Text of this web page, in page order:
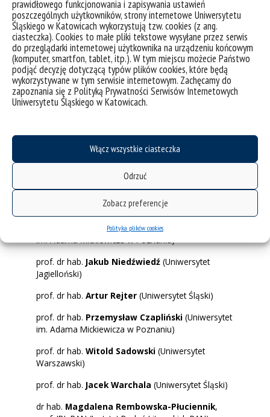
prawidłowego funkcjonowania i zapisywania ustawień
poszczególnych użytkowników, strony internetowe Uniwersytetu
Śląskiego w Katowicach wykorzystują tzw. cookies (z ang.
ciasteczka). Cookies to małe pliki tekstowe wysyłane przez serwis
do przeglądarki internetowej użytkownika na urządzeniu końcowym
(komputer, smartfon, tablet, itp.). W tym miejscu możecie Państwo
podjąć decyzję dotyczącą typów plików cookies, które będą
wykorzystywane w tym serwisie internetowym. Zachęcamy do
zapoznania się z Polityką Prywatności Serwisów Internetowych
Uniwersytetu Śląskiego w Katowicach.
Włącz wszystkie ciasteczka
Odrzuć
Zobacz preferencje
Polityka plików cookies
prof. dr hab.Magdalena Popiel(Uniwersytet
Jagielloński)
prof. dr hab.Ewa Graczyk(Uniwersytet Gdański)
prof. dr hab.Inga Iwasiów(Uniwersytet
Szczeciński)
prof. dr hab.Anna Janus-Sitarz
prof. dr hab.Joanna Orska(Uniwersytet
Renata Przybylska
Adam Dziadek(Uniwersytet Śląski)
Tomasz Mizerkiewicz
im. Adama Mickiewicza w Poznaniu)
prof. dr hab. Jakub Niedźwiedź (Uniwersytet
Jagielloński)
prof. dr hab. Artur Rejter (Uniwersytet Śląski)
prof. dr hab. Przemysław Czapliński (Uniwersytet
im. Adama Mickiewicza w Poznaniu)
prof. dr hab. Witold Sadowski (Uniwersytet
Warszawski)
prof. dr hab. Jacek Warchala (Uniwersytet Śląski)
dr hab. Magdalena Rembowska-Płuciennik,